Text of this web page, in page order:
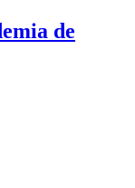
de